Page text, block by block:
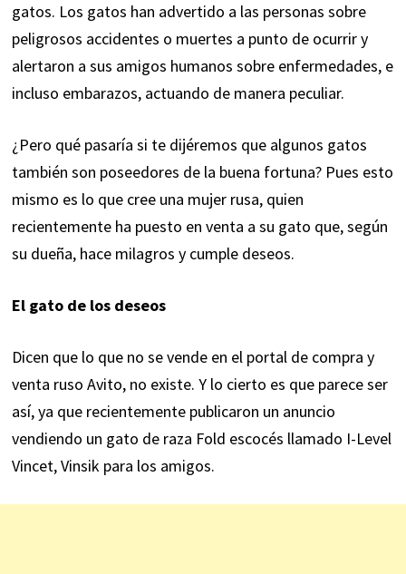
gatos. Los gatos han advertido a las personas sobre
peligrosos accidentes o muertes a punto de ocurrir y
alertaron a sus amigos humanos sobre enfermedades, e
incluso embarazos, actuando de manera peculiar.
¿Pero qué pasaría si te dijéremos que algunos gatos
también son poseedores de la buena fortuna? Pues esto
mismo es lo que cree una mujer rusa, quien
recientemente ha puesto en venta a su gato que, según
su dueña, hace milagros y cumple deseos.
El gato de los deseos
Dicen que lo que no se vende en el portal de compra y
venta ruso Avito, no existe. Y lo cierto es que parece ser
así, ya que recientemente publicaron un anuncio
vendiendo un gato de raza Fold escocés llamado I-Level
Vincet, Vinsik para los amigos.